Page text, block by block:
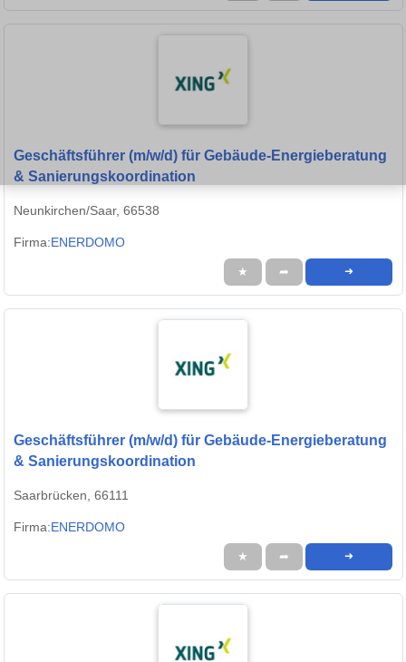
Geschäftsführer (m/w/d) für Gebäude-Energieberatung
& Sanierungskoordination
Neunkirchen/Saar, 66538
Firma:ENERDOMO
★ ➦ ➜
Geschäftsführer (m/w/d) für Gebäude-Energieberatung
& Sanierungskoordination
Saarbrücken, 66111
Firma:ENERDOMO
★ ➦ ➜